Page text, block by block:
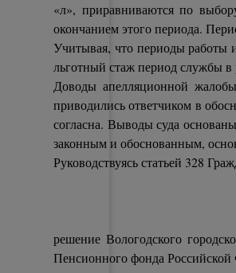
«л», приравниваются по
окончанием этого периода.
Учитывая, что периоды
льготный стаж период службы в
Доводы апелляционной
приводились ответчиком в
согласна. Выводы суда
законным и обоснованным,
Руководствуясь статьей 328
решение Вологодского
Пенсионного фонда Российской